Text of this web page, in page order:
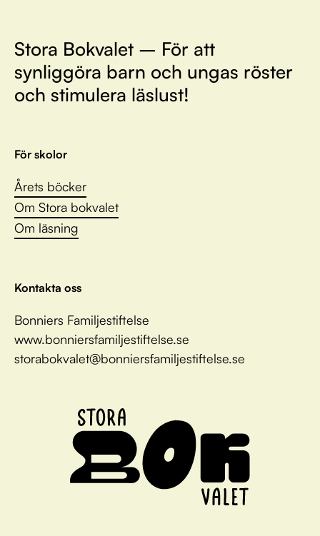
Stora Bokvalet – För att
synliggöra barn och ungas röster
och stimulera läslust!
För skolor
Årets böcker
Om Stora bokvalet
Om läsning
Kontakta oss
Bonniers Familjestiftelse
www.bonniersfamiljestiftelse.se
storabokvalet@bonniersfamiljestiftelse.se